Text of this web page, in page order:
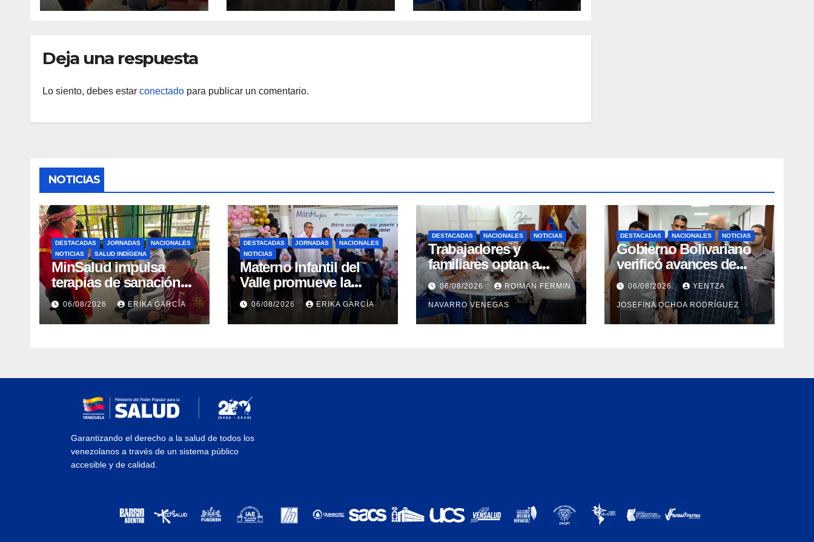
comunidades
sostenible para la vida
UCV
Deja una respuesta
Lo siento, debes estar conectado para publicar un comentario.
NOTICIAS
DESTACADAS JORNADAS
NACIONALES
NOTICIAS
SALUD INDÍGENA
MinSalud impulsa
terapias de sanación
emocional y resiliencia
post-sismo junto a
comunidades
06/08/2026 ERIKA GARCÍA
DESTACADAS JORNADAS
NACIONALES
NOTICIAS
Materno Infantil del
Valle promueve la
lactancia materna
como un inicio
sostenible para la vida
06/08/2026 ERIKA GARCÍA
DESTACADAS NACIONALES NOTICIAS
Trabajadores y
familiares optan a
carreras universitarias
mediante convenio
entre MinSalud y la
UCV
06/08/2026 ROIMAN FERMIN
NAVARRO VENEGAS
DESTACADAS NACIONALES NOTICIAS
Gobierno Bolivariano
verificó avances de
rehabilitación integral
en el Hospital Dr. José
María Vargas
06/08/2026 YENTZA
JOSEFINA OCHOA RODRÍGUEZ
Garantizando el derecho a la salud de todos los
venezolanos a través de un sistema público
accesible y de calidad.